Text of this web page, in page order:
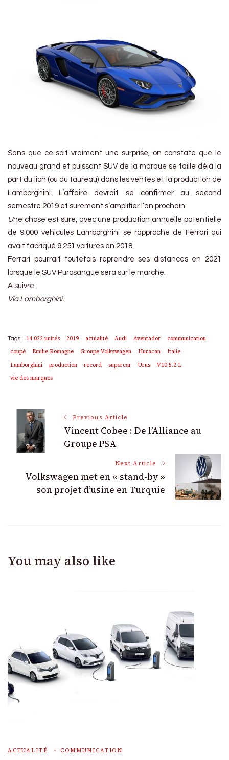
Sans que ce soit vraiment une surprise, on constate que le
nouveau grand et puissant SUV de la marque se taille déjà la
part du lion (ou du taureau) dans les ventes et la production de
Lamborghini. L’affaire devrait se confirmer au second
semestre 2019 et surement s’amplifier l’an prochain.
Une chose est sure, avec une production annuelle potentielle
de 9.000 véhicules Lamborghini se rapproche de Ferrari qui
avait fabriqué 9.251 voitures en 2018.
Ferrari pourrait toutefois reprendre ses distances en 2021
lorsque le SUV Purosangue sera sur le marché.
A suivre.
Via Lamborghini.
Tags: 14.022 unités 2019 actualité Audi Aventador
communication
coupé
Emilie Romagne Groupe Volkswagen Huracan
Italie
Lamborghini
production record supercar Urus
V10 5.2 L
vie des marques
Post
Navigation
Previous Article
Vincent Cobee : De l’Alliance au
Groupe PSA
Next Article
Volkswagen met en « stand-by »
son projet d’usine en Turquie
You may also like
ACTUALITÉ
COMMUNICATION